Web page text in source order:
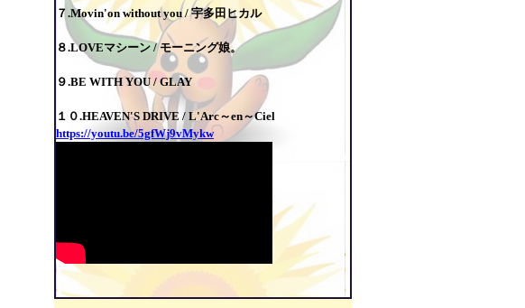
７.Movin'on without you / 宇多田ヒカル
８.LOVEマシーン / モーニング娘。
９.BE WITH YOU / GLAY
１０.HEAVEN'S DRIVE / L'Arc～en～Ciel
https://youtu.be/5gfWj9vMykw